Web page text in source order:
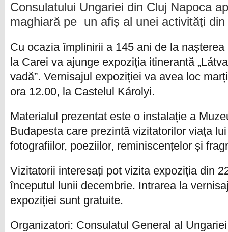
Consulatului Ungariei din Cluj Napoca
maghiară pe un afiș al unei activități din
Cu ocazia împlinirii a 145 ani de la
la Carei va ajunge expoziția itinerantă
vadă”. Vernisajul expoziției va avea loc
ora 12.00, laCastelul Károlyi.
Materialul prezentat este o instalație a
Budapesta care prezintă vizitatorilor viața
fotografiilor, poeziilor, reminiscențelor și
Vizitatorii interesați pot vizita expoziția din
începutul lunii decembrie. Intrarea la
expoziției sunt gratuite.
Organizatori: Consulatul General al